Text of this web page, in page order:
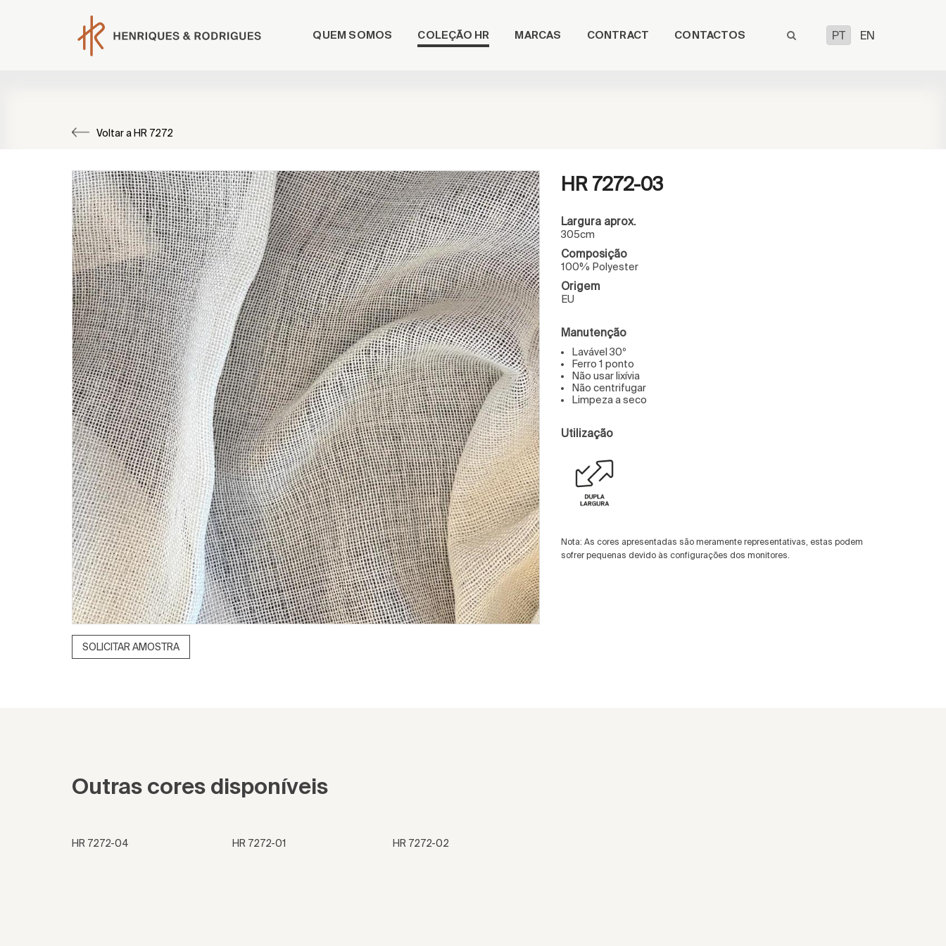
QUEM SOMOS COLEÇÃO HR MARCAS CONTRACT CONTACTOS PT EN
Voltar a HR 7272
HR 7272-03
Largura aprox.
305cm
Composição
100% Polyester
Origem
EU
Manutenção
Lavável 30º
Ferro 1 ponto
Não usar lixívia
Não centrifugar
Limpeza a seco
Utilização
Nota: As cores apresentadas são meramente representativas, estas podem
sofrer pequenas devido às configurações dos monitores.
SOLICITAR AMOSTRA
Outras cores disponíveis
HR 7272-04 HR 7272-01 HR 7272-02